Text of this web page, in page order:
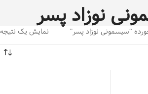
نوزاد پسر
“سیسمونی نوزاد پسر”
نمایش یک نتیجه